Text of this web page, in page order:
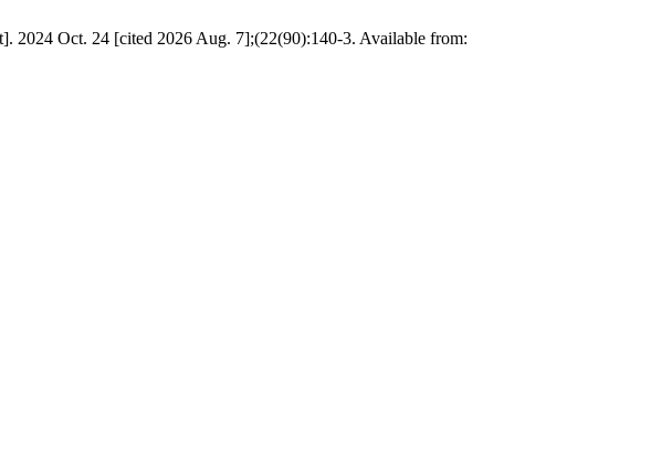
24 [cited 2026 Aug. 7];(22(90):140-3. Available from: